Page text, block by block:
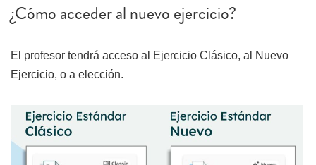
¿Cómo acceder al nuevo ejercicio?
El profesor tendrá acceso al Ejercicio Clásico, al Nuevo
Ejercicio, o a elección.